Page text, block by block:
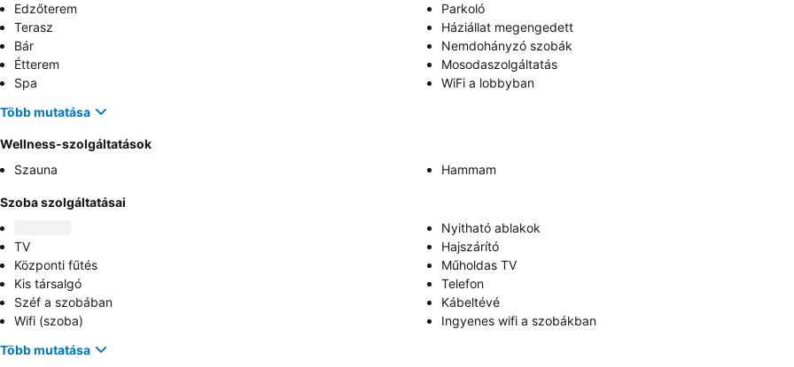
Edzőterem
Parkoló
Terasz
Háziállat megengedett
Bár
Nemdohányzó szobák
Étterem
Mosodaszolgáltatás
Spa
WiFi a lobbyban
Több mutatása
Wellness-szolgáltatások
Szauna
Hammam
Szoba szolgáltatásai
Nyitható ablakok
TV
Hajszárító
Központi fűtés
Műholdas TV
Kis társalgó
Telefon
Széf a szobában
Kábeltévé
Wifi (szoba)
Ingyenes wifi a szobákban
Több mutatása